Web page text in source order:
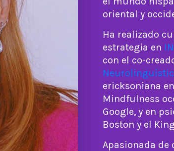
oriental y
Ha realizado
estrategia en
con el co-
ericksoniana
Mindfulness
Google, y en
Boston y el
Apasionada